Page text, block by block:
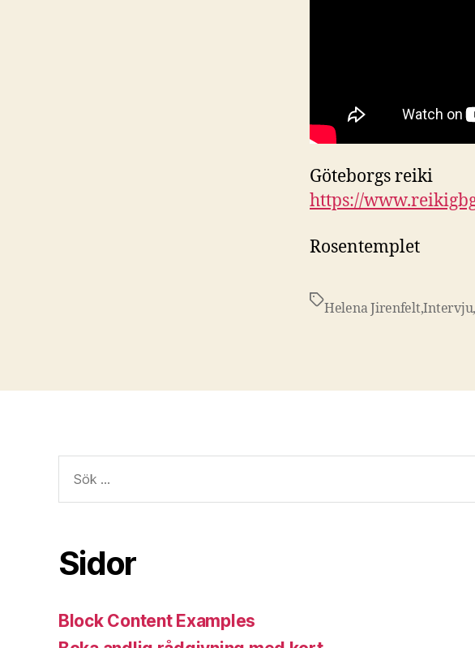
Göteborgs reiki
https://
Rosentemplet
Etiketter
Helena Jirenfelt,Intervju,
efter:
Sidor
Block Content Examples